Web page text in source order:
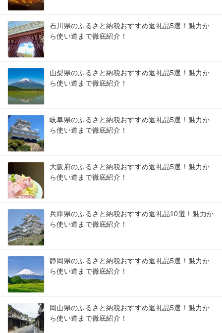
石川県のふるさと納税おすすめ返礼品5選！魅力か
ら使い道まで徹底紹介！
山梨県のふるさと納税おすすめ返礼品5選！魅力か
ら使い道まで徹底紹介！
岐阜県のふるさと納税おすすめ返礼品5選！魅力か
ら使い道まで徹底紹介！
大阪府のふるさと納税おすすめ返礼品5選！魅力か
ら使い道まで徹底紹介！
兵庫県のふるさと納税おすすめ返礼品10選！魅力か
ら使い道まで徹底紹介！
静岡県のふるさと納税おすすめ返礼品5選！魅力か
ら使い道まで徹底紹介！
岡山県のふるさと納税おすすめ返礼品5選！魅力か
ら使い道まで徹底紹介！